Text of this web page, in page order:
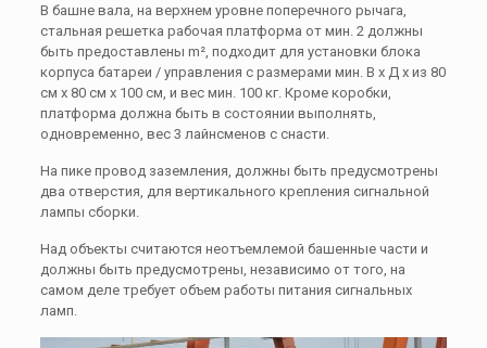
В башне вала, на верхнем уровне поперечного рычага,
стальная решетка рабочая платформа от мин. 2 должны
быть предоставлены m², подходит для установки блока
корпуса батареи / управления с размерами мин. В х Д х из 80
см х 80 см х 100 см, и вес мин. 100 кг. Кроме коробки,
платформа должна быть в состоянии выполнять,
одновременно, вес 3 лайнсменов с снасти.
На пике провод заземления, должны быть предусмотрены
два отверстия, для вертикального крепления сигнальной
лампы сборки.
Над объекты считаются неотъемлемой башенные части и
должны быть предусмотрены, независимо от того, на
самом деле требует объем работы питания сигнальных
ламп.